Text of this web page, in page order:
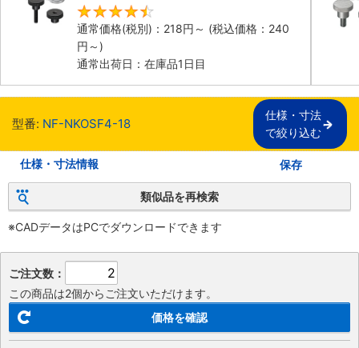
通常価格(税別)： 218円 ～ (税込価格： 240
円 ～)
通常出荷日：在庫品1日目
型番: NF-NKOSF4-18
仕様・寸法
で絞り込む
仕様・寸法情報 保存
類似品を再検索
※CADデータはPCでダウンロードできます
ご注文数：
この商品は2個からご注文いただけます。
価格を確認